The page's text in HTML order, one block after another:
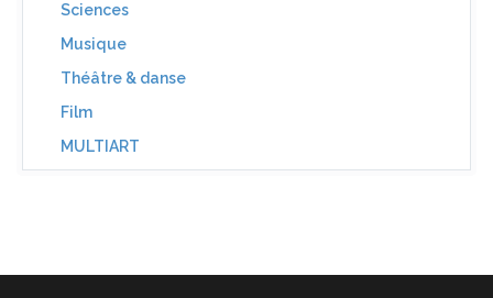
Sciences
Musique
Théâtre & danse
Film
MULTIART